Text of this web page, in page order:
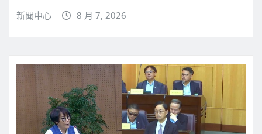
新聞中心 8 月 7, 2026